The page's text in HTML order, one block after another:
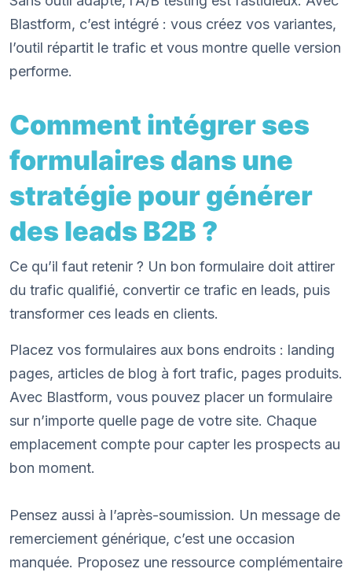
Blastform, c’est intégré : vous créez vos variantes,
l’outil répartit le trafic et vous montre quelle version
performe.
Comment intégrer ses
formulaires dans une
stratégie pour générer
des leads B2B ?
Ce qu’il faut retenir ? Un bon formulaire doit attirer
du trafic qualifié, convertir ce trafic en leads, puis
transformer ces leads en clients.
Placez vos formulaires aux bons endroits : landing
pages, articles de blog à fort trafic, pages produits.
Avec Blastform, vous pouvez placer un formulaire
sur n’importe quelle page de votre site. Chaque
emplacement compte pour capter les prospects au
bon moment.
Pensez aussi à l’après-soumission. Un message de
remerciement générique, c’est une occasion
manquée. Proposez une ressource complémentaire